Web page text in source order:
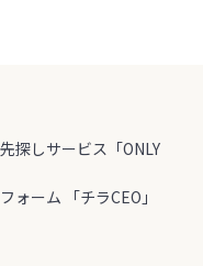
探しサービス「ONLY
ォーム 「チラCEO」